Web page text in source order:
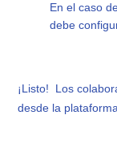
En el caso
debe
¡Listo! Los
desde la